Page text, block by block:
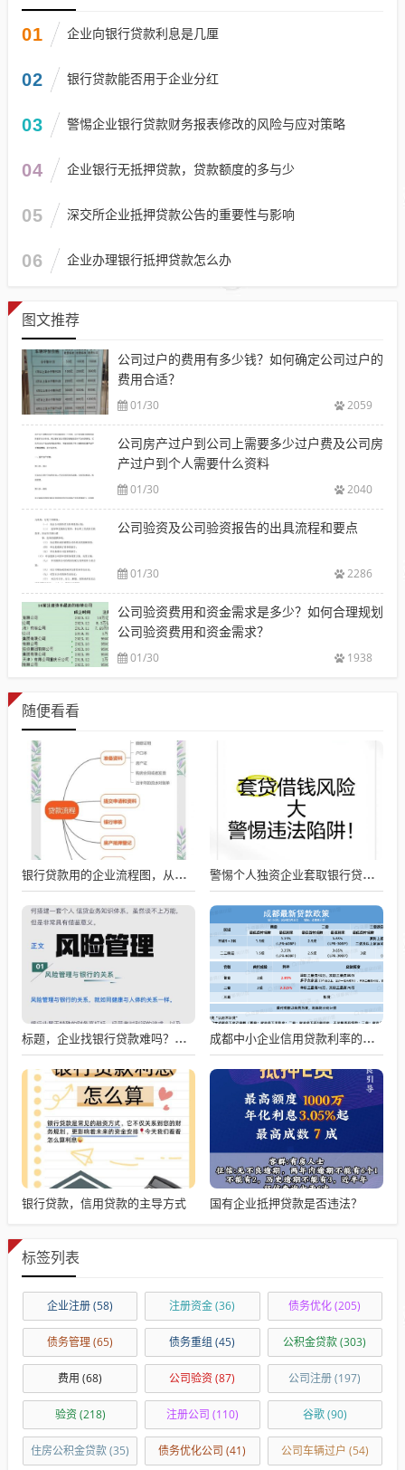
01 企业向银行贷款利息是几厘
02 银行贷款能否用于企业分红
03 警惕企业银行贷款财务报表修改的风险与应对策略
04 企业银行无抵押贷款，贷款额度的多与少
05 深交所企业抵押贷款公告的重要性与影响
06 企业办理银行抵押贷款怎么办
图文推荐
公司过户的费用有多少钱？如何确定公司过户的
费用合适？
01/30 2059
公司房产过户到公司上需要多少过户费及公司房
产过户到个人需要什么资料
01/30 2040
公司验资及公司验资报告的出具流程和要点
01/30 2286
公司验资费用和资金需求是多少？如何合理规划
公司验资费用和资金需求？
01/30 1938
随便看看
银行贷款用的企业流程图，从申请到放款的全流程解析 警惕个人独资企业套取银行贷款的风险
标题，企业找银行贷款难吗？深度剖析与应对策略 成都中小企业信用贷款利率的影响因素与应对策略
银行贷款，信用贷款的主导方式 国有企业抵押贷款是否违法？
标签列表
企业注册(58) 注册资金(36) 债务优化(205)
债务管理(65) 债务重组 (45) 公积金贷款(303)
费用 (68) 公司验资(87) 公司注册(197)
验资(218) 注册公司 (110) 谷歌(90)
住房公积金贷款(35) 债务优化公司 (41) 公司车辆过户 (54)